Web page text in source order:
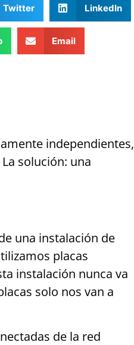
Twitter LinkedIn
Email
independientes,
solución: una
una instalación de
placas
instalación nunca va
solo nos van a
de la red